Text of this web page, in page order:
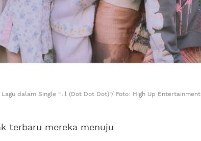
Lagu dalam Single “...l (Dot Dot Dot)”/ Foto: High Up Entertainment
terbaru mereka menuju